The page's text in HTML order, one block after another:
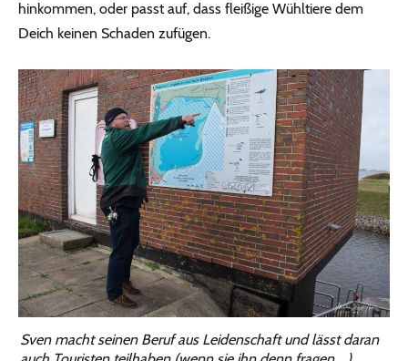
hinkommen, oder passt auf, dass fleißige Wühltiere dem
Deich keinen Schaden zufügen.
Sven macht seinen Beruf aus Leidenschaft und lässt daran